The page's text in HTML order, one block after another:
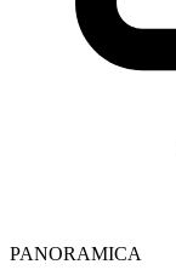
PANORAMICA